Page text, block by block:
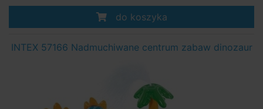
do koszyka
INTEX 57166 Nadmuchiwane centrum zabaw dinozaur